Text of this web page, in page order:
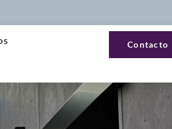
Contacto